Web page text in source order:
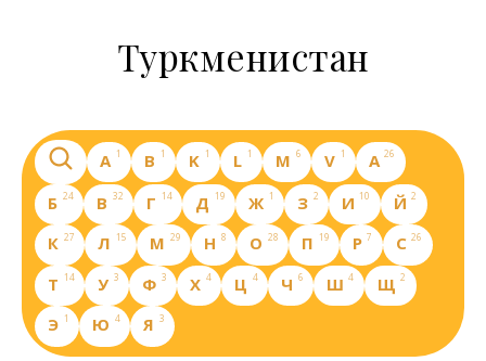
Туркменистан
A 1 B 1 K 1 L 1 M 6 V 1 А 26
Б 24 В 32 Г 14 Д 19 Ж 1 З 2 И 10 Й 2
К 27 Л 15 М 29 Н 8 О 28 П 19 Р 7 С 26
Т 14 У 3 Ф 3 Х 4 Ц 4 Ч 6 Ш 4 Щ 2
Э 1 Ю 4 Я 3